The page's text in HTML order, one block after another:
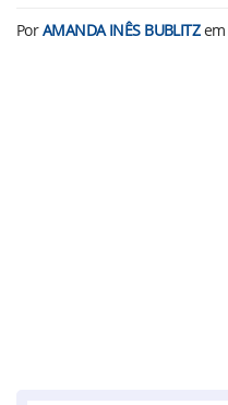
PorAMANDA INÊS BUBLITZem